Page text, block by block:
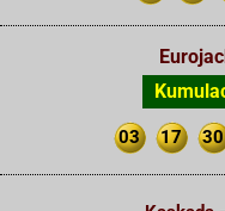
03 17 30